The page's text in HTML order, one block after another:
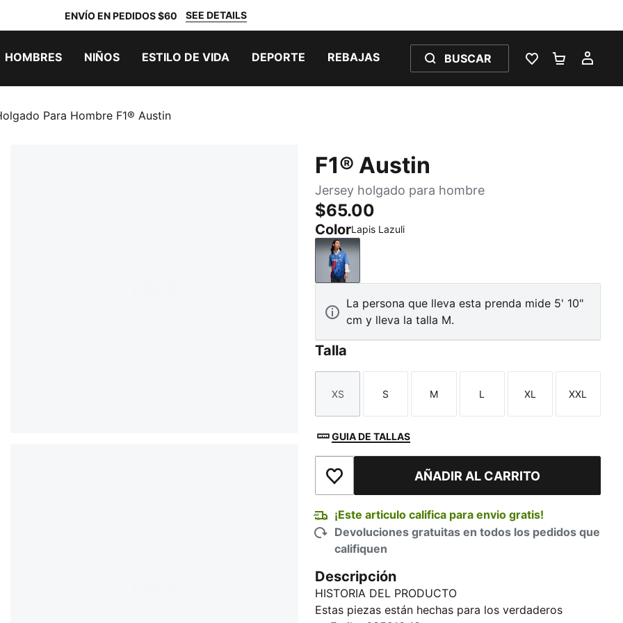
ENVÍO EN PEDIDOS $60 SEE DETAILS
HOMBRES NIÑOS ESTILO DE VIDA DEPORTE REBAJAS BUSCAR
LISTA DE
Para Hombre F1® Austin
F1® Austin
Jersey holgado para hombre
$65.00
ColorLapis Lazuli
Lapis Lazuli
La persona que lleva esta prenda mide 5' 10"
cm y lleva la talla M.
Talla
Talla
XS
Talla
S
Talla
M
Talla
L
Talla
XL
Talla
XXL
GUIA DE TALLAS
Añadir a la lista de deseosAÑADIR AL CARRITO
¡Este articulo califica para envio gratis!
Devoluciones gratuitas en todos los pedidos que
califiquen
Descripción
HISTORIA DEL PRODUCTO
Estas piezas están hechas para los verdaderos